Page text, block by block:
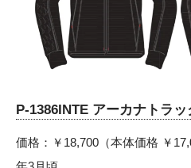
P-1386INTE アーカナトラッ
価格：￥18,700（本体価格 ￥